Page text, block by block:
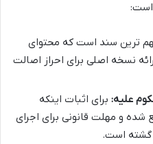
است:
ترین سند است که محتوای
نسخه اصلی برای احراز اصالت
علیه: برای اثبات اینکه
شده و مهلت قانونی برای اجرای
گشته است.